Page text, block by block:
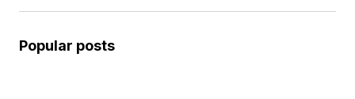
Popular posts